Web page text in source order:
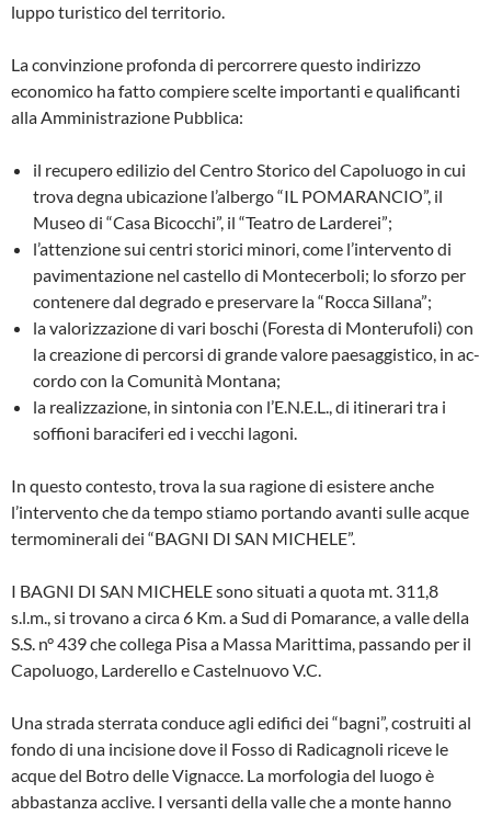
luppo turistico del territorio.
La convinzione profonda di percorrere questo indirizzo
economico ha fatto com­piere scelte importanti e qualificanti
alla Amministrazione Pubblica:
il recupero edilizio del Centro Storico del Capoluogo in cui
trova degna ubicazione l’albergo “IL POMARANCIO”, il
Museo di “Casa Bicocchi”, il “Teatro de Larde­rei”;
l’attenzione sui centri storici minori, co­me l’intervento di
pavimentazione nel ca­stello di Montecerboli; lo sforzo per
con­tenere dal degrado e preservare la “Roc­ca Sillana”;
la valorizzazione di vari boschi (Foresta di Monterufoli) con
la creazione di percor­si di grande valore paesaggistico, in ac­
cordo con la Comunità Montana;
la realizzazione, in sintonia con l’E.N.E.L., di itinerari tra i
soffioni baraciferi ed i vecchi lagoni.
In questo contesto, trova la sua ragione di esistere anche
l’intervento che da tem­po stiamo portando avanti sulle acque
ter­mominerali dei “BAGNI DI SAN MI­CHELE”.
I BAGNI DI SAN MICHELE sono situati a quota mt. 311,8
s.l.m., si trovano a cir­ca 6 Km. a Sud di Pomarance, a valle del­la
S.S. n° 439 che collega Pisa a Massa Marittima, passando per il
Capoluogo, Larderello e Castelnuovo V.C.
Una strada sterrata conduce agli edifici dei “bagni”, costruiti al
fondo di una in­cisione dove il Fosso di Radicagnoli rice­ve le
acque del Botro delle Vignacce. La morfologia del luogo è
abbastanza ac­clive. I versanti della valle che a monte hanno